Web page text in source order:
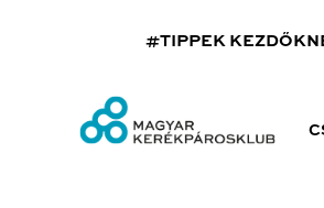
#TIPPEK